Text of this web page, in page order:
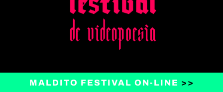
MALDITO FESTIVAL ON-LINE >>